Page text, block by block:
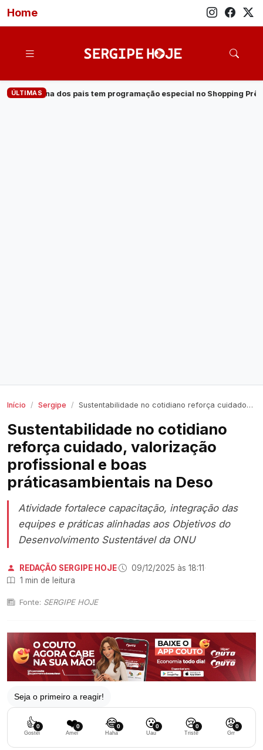
Home
ÚLTIMASespecial no Shopping Prêmio · Veja quem são os
Início Sergipe Sustentabilidade no cotidiano reforça cuidado, valorização profissional e boas práticasambientais na Deso
Sustentabilidade no cotidiano
reforça cuidado, valorização
profissional e boas
práticasambientais na Deso
Atividade fortalece capacitação, integração das
equipes e práticas alinhadas aos Objetivos do
Desenvolvimento Sustentável da ONU
REDAÇÃO SERGIPE HOJE· 09/12/2025 às 18:11·
1 min de leitura
Fonte: SERGIPE HOJE
Seja o primeiro a reagir!
👍0
Gostei
❤️0
Amei
😂0
Haha
😮0
Uau
😢0
Triste
😡0
Grr